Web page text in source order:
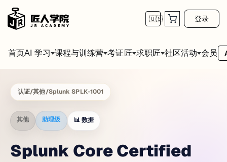
🇺🇸 登录
首页AI 学习 课程与训练营 考证匠 求职匠 社区活动 会员
认证/其他/Splunk SPLK-1001
其他 助理级 📊 数据
Splunk Core Certified